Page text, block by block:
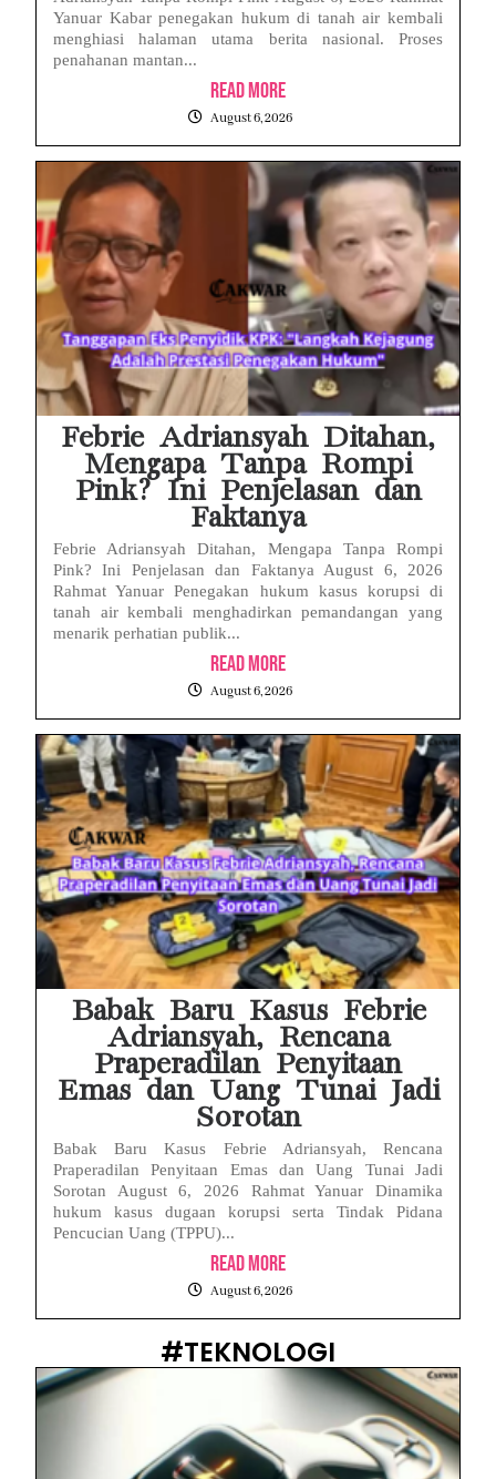
Yanuar Kabar penegakan hukum di tanah air kembali
menghiasi halaman utama berita nasional. Proses
penahanan mantan...
Read More
August 6, 2026
Febrie Adriansyah Ditahan,
Mengapa Tanpa Rompi
Pink? Ini Penjelasan dan
Faktanya
Febrie Adriansyah Ditahan, Mengapa Tanpa Rompi
Pink? Ini Penjelasan dan Faktanya August 6, 2026
Rahmat Yanuar Penegakan hukum kasus korupsi di
tanah air kembali menghadirkan pemandangan yang
menarik perhatian publik...
Read More
August 6, 2026
Babak Baru Kasus Febrie
Adriansyah, Rencana
Praperadilan Penyitaan
Emas dan Uang Tunai Jadi
Sorotan
Babak Baru Kasus Febrie Adriansyah, Rencana
Praperadilan Penyitaan Emas dan Uang Tunai Jadi
Sorotan August 6, 2026 Rahmat Yanuar Dinamika
hukum kasus dugaan korupsi serta Tindak Pidana
Pencucian Uang (TPPU)...
Read More
August 6, 2026
#TEKNOLOGI